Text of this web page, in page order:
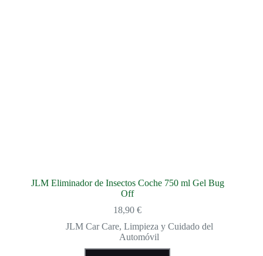
JLM Eliminador de Insectos Coche 750 ml Gel Bug
Off
18,90€
JLM Car Care, Limpieza y Cuidado del
Automóvil